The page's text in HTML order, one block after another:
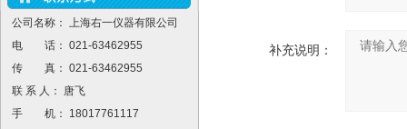
公司名称： 上海右一仪器有限公司
电 话： 021-63462955
传 真： 021-63462955
联 系 人： 唐飞
手 机： 18017761117
补充说明：